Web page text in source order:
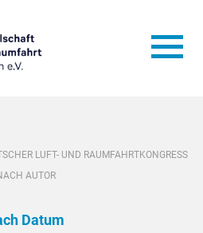
LUFT- UND RAUMFAHRTKONGRESS
AUTOR
Datum